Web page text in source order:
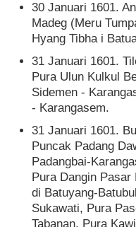
30 Januari 1601.
Madeg (Meru
Hyang Tibha i
31 Januari 1601.
Pura Ulun Kulkul
Sidemen -
- Karangasem.
31 Januari 1601.
Puncak Padang
Padangbai-
Pura Dangin Pasar
di Batuyang-
Sukawati, Pura
Tabanan, Pura